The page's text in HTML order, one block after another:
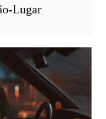
Lugar